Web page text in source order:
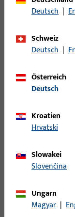
Verpackungseinheit
Mindestbestelleinheit
Bitte melden Sie
Deutsch |
Schweiz
Deutsch |
Österreich
Deutsch
Kroatien
Hrvatski
Slowakei
Slovenčina
Ungarn
Magyar |